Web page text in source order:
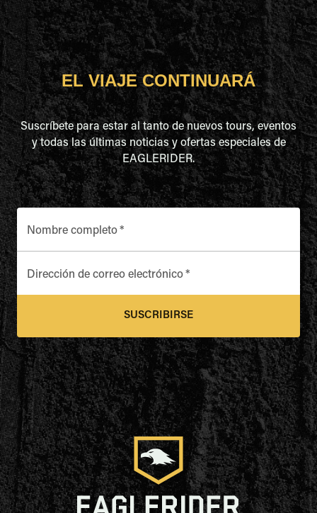
EL VIAJE CONTINUARÁ
Suscríbete para estar al tanto de nuevos tours, eventos
y todas las últimas noticias y ofertas especiales de
EAGLERIDER.
Nombre completo*
Dirección de correo electrónico*
SUSCRIBIRSE